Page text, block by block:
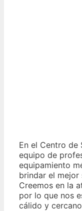
En el Centro de
equipo de
equipamiento
brindar el mejor
Creemos en la
por lo que nos
cálido y